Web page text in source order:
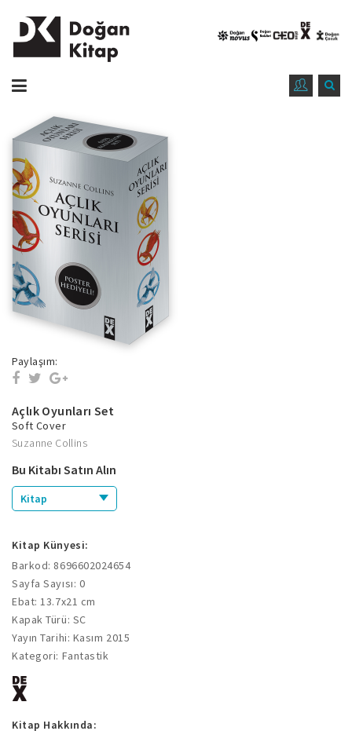
Paylaşım:
Açlık Oyunları Set
Soft Cover
Suzanne Collins
Bu Kitabı Satın Alın
Kitap
Kitap Künyesi:
Barkod: 8696602024654
Sayfa Sayısı: 0
Ebat: 13.7x21 cm
Kapak Türü: SC
Yayın Tarihi: Kasım 2015
Kategori: Fantastik
Kitap Hakkında: